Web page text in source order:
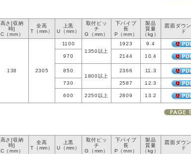
高さ[収納
時]
C（mm）
全高
T（mm）
上黒
U（mm）
取付ピッ
チ
G（mm）
下パイプ
長
P（mm）
製品
質量
（kg）
図面ダウ
ド
138 2305
1100
1350以上
1923 9.4
970 2144 10.4
850
1800以上
2366 11.3
730 2587 12.3
600 2250以上 2809 13.2
高さ[収納
時]
C（mm）
全高
T（mm）
上黒
U（mm）
取付ピッ
チ
G（mm）
下パイプ
長
P（mm）
製品
質量
（kg）
図面ダウ
ド